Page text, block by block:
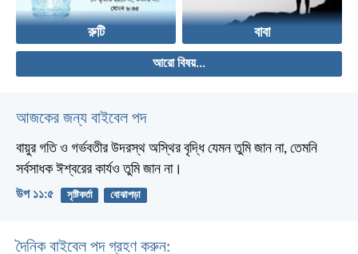
রুটি বাবা
আরো বিষয়...
আজকের জন্য বাইবেল পদ
বায়ুর গতি ও গর্ভবতীর উদরস্থ অস্থির বৃদ্ধি যেমন তুমি জান না, তেমনি
সর্বসাধক ঈশ্বরের কার্যও তুমি জান না।
উপ ১১:৫ সৃষ্টিকর্তা বোঝাপড়া
দৈনিক বাইবেল পদ গ্রহণ করুন: